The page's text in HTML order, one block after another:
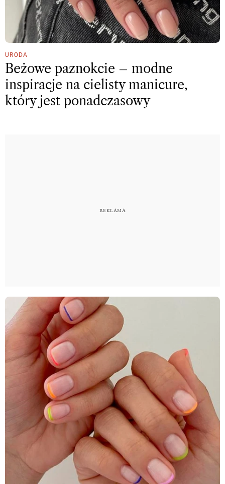
URODA
Beżowe paznokcie – modne
inspiracje na cielisty manicure,
który jest ponadczasowy